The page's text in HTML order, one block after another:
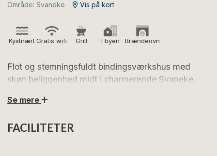
Område: Svaneke Vis på kort
KystnærtGratis wifi Grill I byen Brændeovn
Flot og stemningsfuldt bindingsværkshus med
skøn beliggenhed midt i charmerende Svaneke.
Glæd jer til en dejlig ferie i Helligkildehuset, som ligger
Her bor I blot få minutters gang fra Svanekes
Se mere
FACILITETER